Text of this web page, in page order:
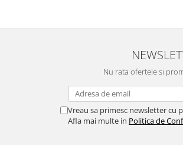
Nu rata ofertele si
Vreau sa primesc newsletter cu
Afla mai multe in Politica de